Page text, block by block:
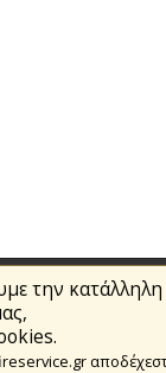
την κατάλληλη